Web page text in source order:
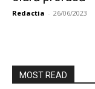
Redactia - 26/06/2023
MOST READ